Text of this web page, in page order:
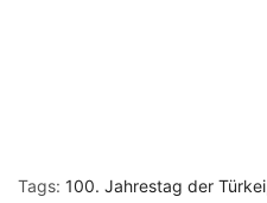
Tags: 100. Jahrestag der Türkei